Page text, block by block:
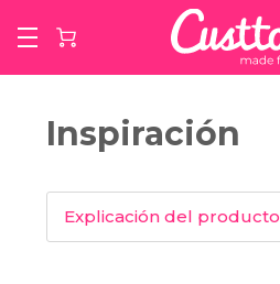
Inspiración
Explicación del producto